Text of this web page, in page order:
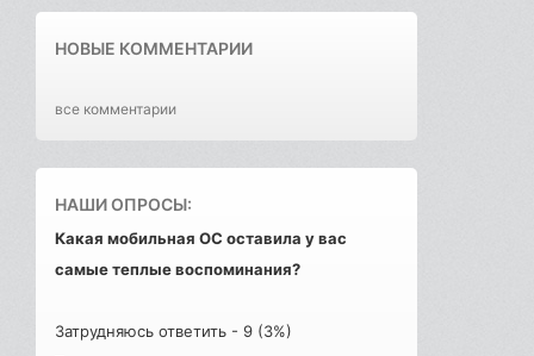
НОВЫЕ КОММЕНТАРИИ
все комментарии
НАШИ ОПРОСЫ:
Какая мобильная ОС оставила у вас
самые теплые воспоминания?
Затрудняюсь ответить - 9 (3%)